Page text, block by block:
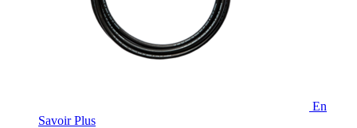
En
Savoir Plus